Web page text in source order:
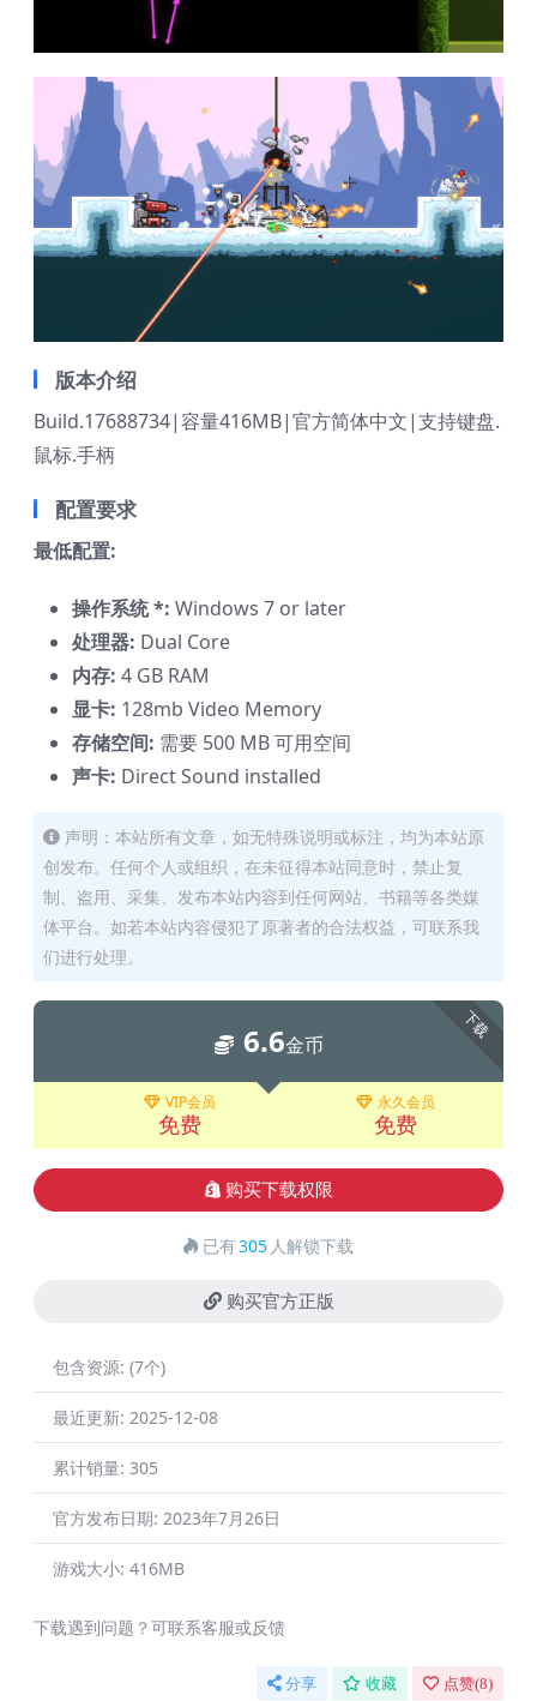
版本介绍
Build.17688734|容量416MB|官方简体中文|支持键盘.
鼠标.手柄
配置要求
最低配置:
操作系统 *: Windows 7 or later
处理器: Dual Core
内存: 4 GB RAM
显卡: 128mb Video Memory
存储空间: 需要 500 MB 可用空间
声卡: Direct Sound installed
声明：本站所有文章，如无特殊说明或标注，均为本站原
创发布。任何个人或组织，在未征得本站同意时，禁止复
制、盗用、采集、发布本站内容到任何网站、书籍等各类媒
体平台。如若本站内容侵犯了原著者的合法权益，可联系我
们进行处理。
下载
6.6金币
VIP会员
免费
永久会员
免费
购买下载权限
已有305 人解锁下载
购买官方正版
包含资源: (7个)
最近更新: 2025-12-08
累计销量: 305
官方发布日期: 2023年7月26日
游戏大小: 416MB
下载遇到问题？可联系客服或反馈
分享 收藏 点赞(8)